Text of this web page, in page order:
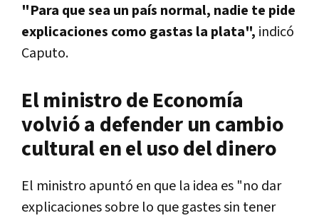
"Para que sea un país normal, nadie te pide
explicaciones como gastas la plata", indicó
Caputo.
El ministro de Economía
volvió a defender un cambio
cultural en el uso del dinero
El ministro apuntó en que la idea es "no dar
explicaciones sobre lo que gastes sin tener